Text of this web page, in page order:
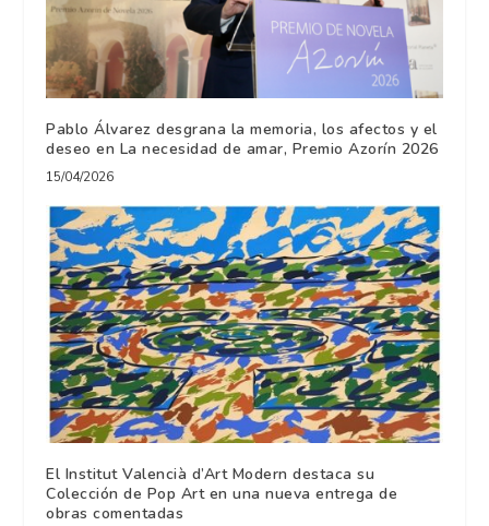
Pablo Álvarez desgrana la memoria, los afectos y el
deseo en La necesidad de amar, Premio Azorín 2026
15/04/2026
El Institut Valencià d’Art Modern destaca su
Colección de Pop Art en una nueva entrega de
obras comentadas